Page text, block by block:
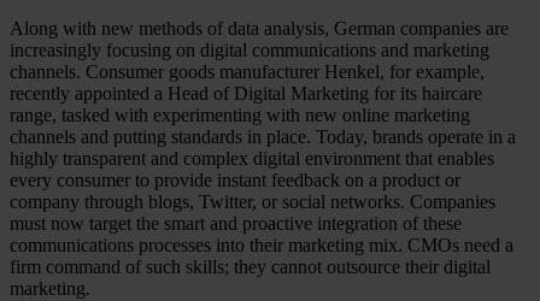
Along with new methods of data analysis, German companies are
increasingly focusing on digital communications and marketing
channels. Consumer goods manufacturer Henkel, for example,
recently appointed a Head of Digital Marketing for its haircare
range, tasked with experimenting with new online marketing
channels and putting standards in place. Today, brands operate in a
highly transparent and complex digital environment that enables
every consumer to provide instant feedback on a product or
company through blogs, Twitter, or social networks. Companies
must now target the smart and proactive integration of these
communications processes into their marketing mix. CMOs need a
firm command of such skills; they cannot outsource their digital
marketing.